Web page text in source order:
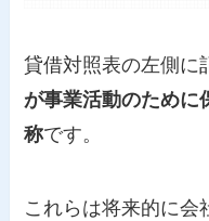
貸借対照表の左側に
が事業活動のために
称です。
これらは将来的に会